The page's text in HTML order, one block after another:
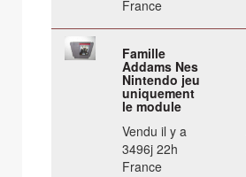
France
Famille
Addams Nes
Nintendo jeu
uniquement
le module
Vendu il y a
3496j 22h
France